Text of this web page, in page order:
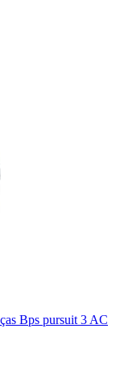
Bps pursuit 3 AC